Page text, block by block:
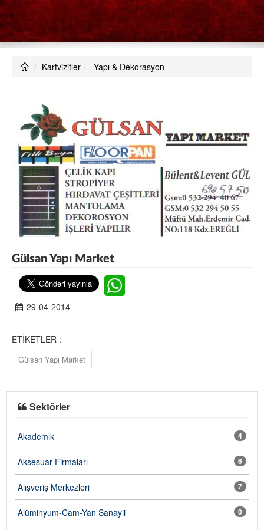
Kartvizitler Yapı & Dekorasyon
Gülsan Yapı Market
29-04-2014
ETİKETLER :
Gülsan Yapı Market
Sektörler
Akademik 4
Aksesuar Firmaları 6
Alışveriş Merkezleri 7
Alüminyum-Cam-Yan Sanayii 0